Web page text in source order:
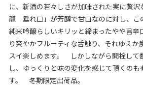
に、新酒の若々しさが加味された実に贅
龍 垂れ口」が芳醇で甘口なのに対し、
純米吟醸らしいキリッと締まったやや旨辛
り爽やかフルーティな舌触り、それゆえか
スイ楽しめます。 しかしながら開栓して
し、ゆっくりと味の変化を感じて頂くの
す。 冬期限定出荷品。